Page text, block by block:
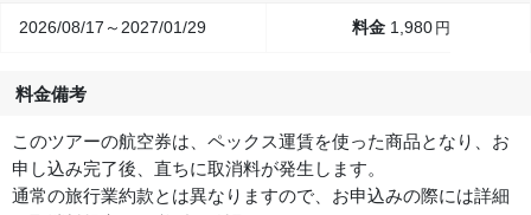
2026/08/17～2027/01/29 1,980 円
料金備考
このツアーの航空券は、ペックス運賃を使った商品となり、お
申し込み完了後、直ちに取消料が発生します。
通常の旅行業約款とは異なりますので、お申込みの際には詳細